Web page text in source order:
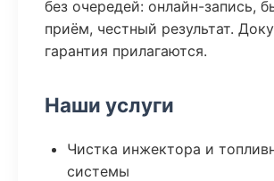
без очередей: онлайн-запись,
приём, честный результат.
гарантия прилагаются.
Наши услуги
Чистка инжектора и
системы